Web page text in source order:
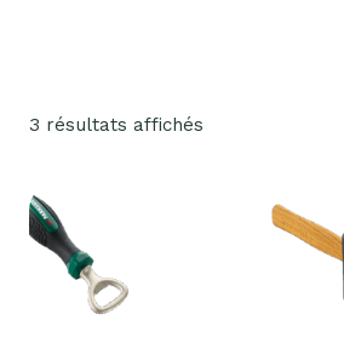
3 résultats affichés